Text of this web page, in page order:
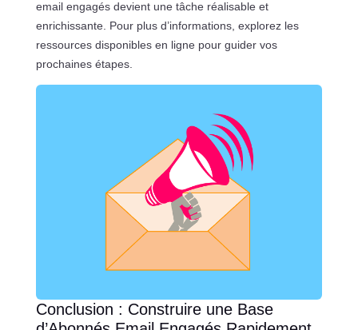
email engagés devient une tâche réalisable et
enrichissante. Pour plus d’informations, explorez les
ressources disponibles en ligne pour guider vos
prochaines étapes.
Conclusion : Construire une Base